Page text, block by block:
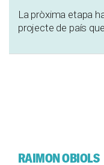
La pròxima etapa
projecte de país
RAIMON OBIOLS